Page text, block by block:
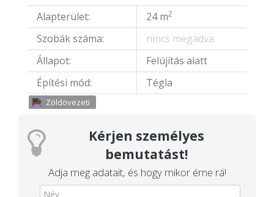
Alapterület: 24 m2
Szobák száma:
nincs megadva
Állapot:
Felújítás alatt
Építési mód:
Tégla
Zöldövezeti
Kérjen személyes
bemutatást!
Adja meg adatait, és hogy mikor érne rá!